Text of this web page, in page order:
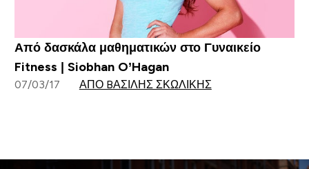
Από δασκάλα μαθηματικών στο Γυναικείο
Fitness | Siobhan O’Hagan
07/03/17 ΑΠΌ BΑΣΊΛΗΣ ΣΚΩΛΊΚΗΣ